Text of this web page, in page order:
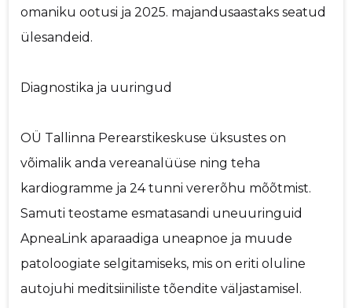
omaniku ootusi ja 2025. majandusaastaks seatud
ülesandeid.
Diagnostika ja uuringud
OÜ Tallinna Perearstikeskuse üksustes on
võimalik anda vereanalüüse ning teha
kardiogramme ja 24 tunni vererõhu mõõtmist.
Samuti teostame esmatasandi uneuuringuid
ApneaLink aparaadiga uneapnoe ja muude
patoloogiate selgitamiseks, mis on eriti oluline
autojuhi meditsiiniliste tõendite väljastamisel.